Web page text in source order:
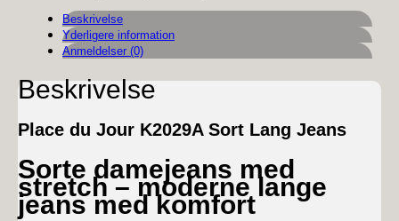
Beskrivelse
Yderligere information
Anmeldelser (0)
Beskrivelse
Place du Jour K2029A Sort Lang Jeans
Sorte damejeans med
stretch – moderne lange
jeans med komfort